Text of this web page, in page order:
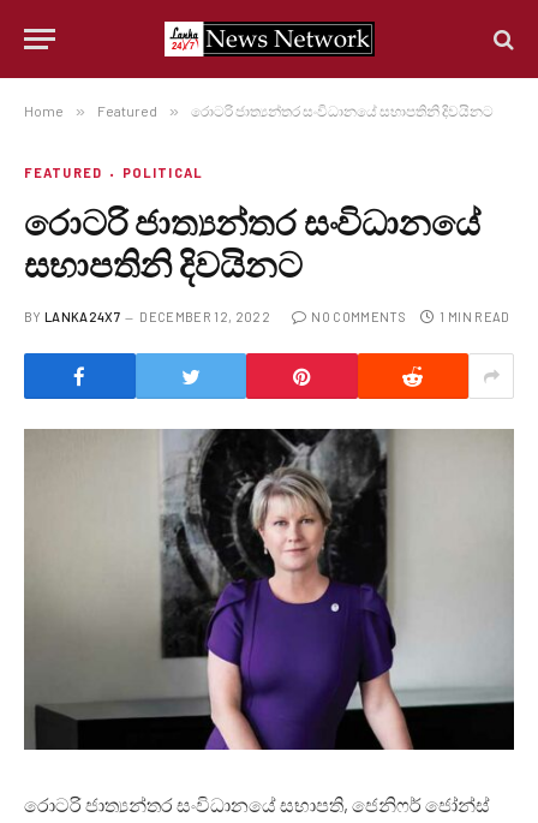
Home » Featured » රොටරි ජාත්‍යන්තර සංවිධානයේ සභාපතිනි දිවයිනට
FEATURED POLITICAL
රොටරි ජාත්‍යන්තර සංවිධානයේ
සභාපතිනි දිවයිනට
BY LANKA24X7 DECEMBER 12, 2022 NO COMMENTS 1 MIN READ
රොටරි ජාත්‍යන්තර සංවිධානයේ සභාපති, ජෙනිෆර් ජෝන්ස්